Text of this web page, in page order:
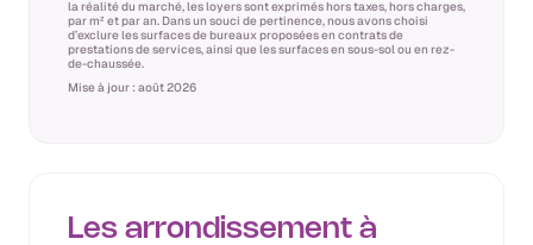
la réalité du marché, les loyers sont exprimés hors taxes, hors charges,
par m² et par an. Dans un souci de pertinence, nous avons choisi
d’exclure les surfaces de bureaux proposées en contrats de
prestations de services, ainsi que les surfaces en sous-sol ou en rez-
de-chaussée.
Mise à jour : août 2026
Les arrondissement à